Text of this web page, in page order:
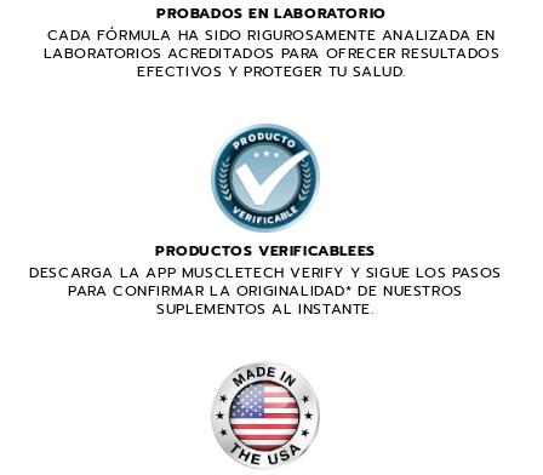
PROBADOS EN LABORATORIO
CADA FÓRMULA HA SIDO RIGUROSAMENTE ANALIZADA EN
LABORATORIOS ACREDITADOS PARA OFRECER RESULTADOS
EFECTIVOS Y PROTEGER TU SALUD.
PRODUCTOS VERIFICABLEES
DESCARGA LA APP MUSCLETECH VERIFY Y SIGUE LOS PASOS
PARA CONFIRMAR LA ORIGINALIDAD* DE NUESTROS
SUPLEMENTOS AL INSTANTE.